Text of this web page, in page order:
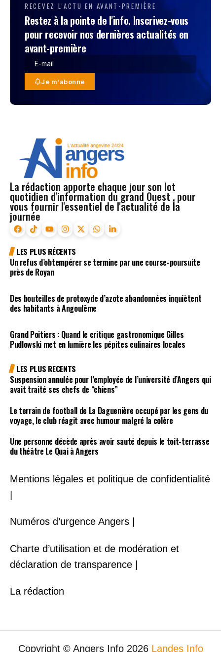
RECEVEZ L'ACTU EN AVANT-PREMIÈRE
Restez à la pointe de l'info. Inscrivez-vous
pour recevoir nos dernières actualités en
avant-première
Je m'abonne
La rédaction apporte chaque jour son lot
quotidien d'information du grand Ouest , pour
vous fournir l'essentiel de l'actualité de la
journée
LES PLUS RÉCENTS
Un refus d’obtempérer se termine par une course-poursuite
près de Royan
Des bouteilles de protoxyde d’azote abandonnées inquiètent
des habitants à Angoulême
Grand Poitiers : Quand le critique gastronomique Gilles
Pudlowski met en lumière les pépites culinaires locales
LES PLUS RECENTS
Suspension annulée pour l’employée de l’université d’Angers qui
avait traité ses chefs de “chiens”
Le terrain de football de La Daguenière occupé par les gens du
voyage, le club réagit avec humour malgré la colère
Une personne décède après avoir sauté depuis le toit-terrasse
du théâtre Le Quai à Angers
Mentions légales et politique de confidentialité
Numéros d’urgence Angers |
Charte d’utilisation et de modération et
déclaration de transparence |
La rédaction
Copyright © Angers Info 2026 Landes Info